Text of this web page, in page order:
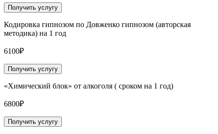
Получить услугу
Кодировка гипнозом по Довженко гипнозом (авторская
методика) на 1 год
6100₽
Получить услугу
«Химический блок» от алкоголя ( сроком на 1 год)
6800₽
Получить услугу